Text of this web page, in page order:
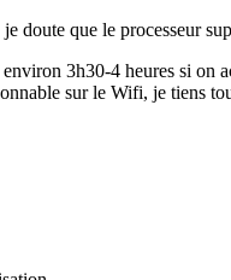
que le processeur
3h30-4 heures si
sur le Wifi, je tiens